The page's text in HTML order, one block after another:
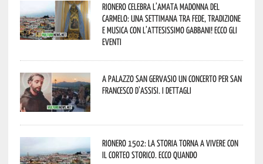
Rionero celebra l’amata Madonna del
Carmelo: una settimana tra fede, tradizione
e musica con l’attesissimo Gabbani! Ecco gli
eventi
A Palazzo San Gervasio un concerto per San
Francesco d’Assisi. I dettagli
Rionero 1502: la storia torna a vivere con
il Corteo Storico. Ecco quando